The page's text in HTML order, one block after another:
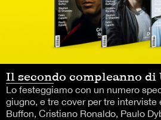
Il secondo compleanno di
Lo festeggiamo con un numero
giugno, e tre cover per tre interviste
Buffon, Cristiano Ronaldo, Paulo